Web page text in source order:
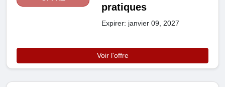
pratiques
Expirer: janvier 09, 2027
Voir l'offre